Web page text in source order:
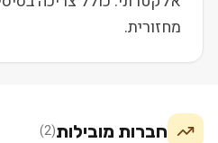
מחזורית.
חברות מובילות(
2
)